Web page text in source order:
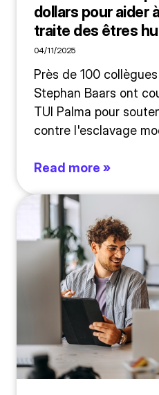
dollars pour aider
traite des êtres
04/11/2025
Près de 100
Stephan Baars ont
TUI Palma pour
contre l'esclavage
Read more »